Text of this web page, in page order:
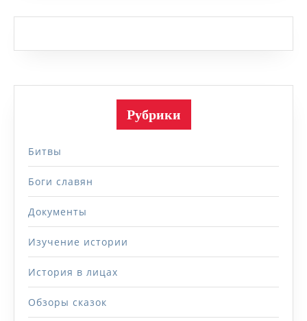
Рубрики
Битвы
Боги славян
Документы
Изучение истории
История в лицах
Обзоры сказок